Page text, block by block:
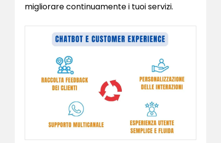
migliorare continuamente i tuoi servizi.